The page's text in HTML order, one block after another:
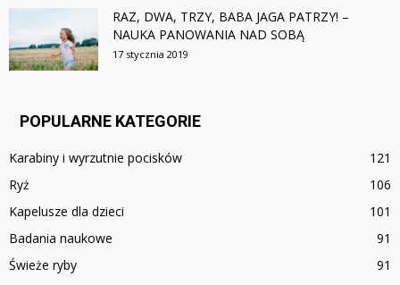
RAZ, DWA, TRZY, BABA JAGA PATRZY! –
NAUKA PANOWANIA NAD SOBĄ
17 stycznia 2019
POPULARNE KATEGORIE
Karabiny i wyrzutnie pocisków
121
Ryż
106
Kapelusze dla dzieci
101
Badania naukowe
91
Świeże ryby
91